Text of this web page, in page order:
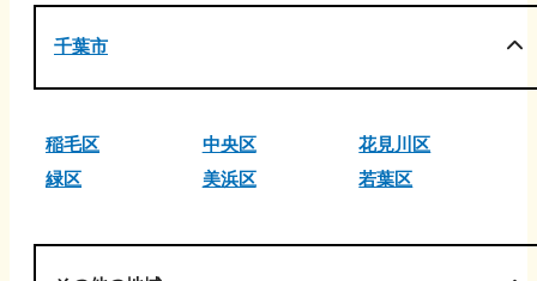
千葉市
稲毛区 中央区
花見川区
緑区
美浜区 若葉区